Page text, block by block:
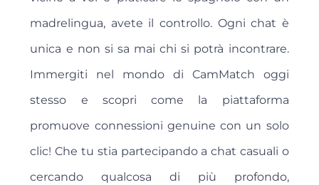
madrelingua, avete il controllo. Ogni chat è
unica e non si sa mai chi si potrà incontrare.
Immergiti nel mondo di CamMatch oggi
stesso e scopri come la piattaforma
promuove connessioni genuine con un solo
clic! Che tu stia partecipando a chat casuali o
cercando qualcosa di più profondo,